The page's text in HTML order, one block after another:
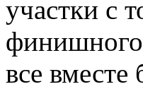
участки с
все вместе